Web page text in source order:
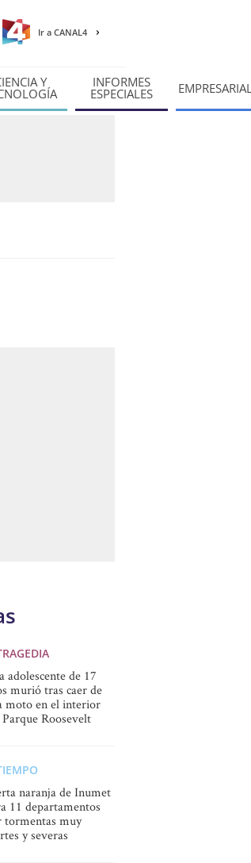
Ir a CANAL4
Y INFORMES
ESPECIALES
adolescente de 17
murió tras caer de
moto en el interior
Roosevelt
naranja de Inumet
11 departamentos
tormentas muy
y severas